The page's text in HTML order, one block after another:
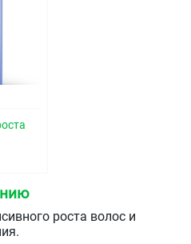
роста волос и